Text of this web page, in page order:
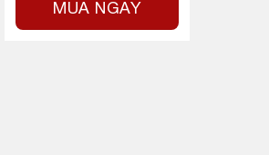
MUA NGAY